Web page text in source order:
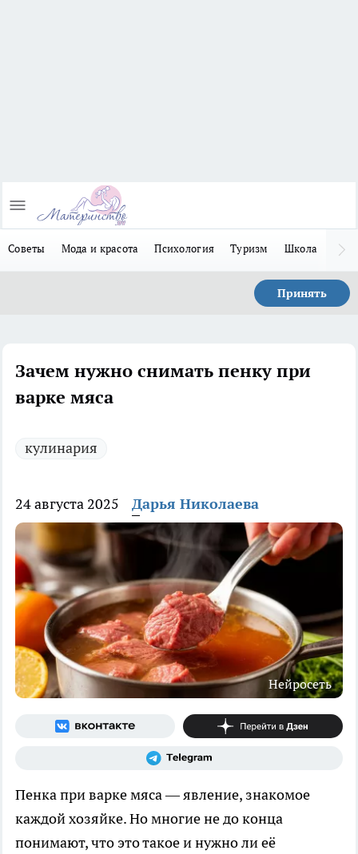
Советы Мода и красота Психология Туризм Школа
Принять
Зачем нужно снимать пенку при
варке мяса
кулинария
24 августа 2025 Дарья Николаева
Нейросеть
Пенка при варке мяса — явление, знакомое
каждой хозяйке. Но многие не до конца
понимают, что это такое и нужно ли её